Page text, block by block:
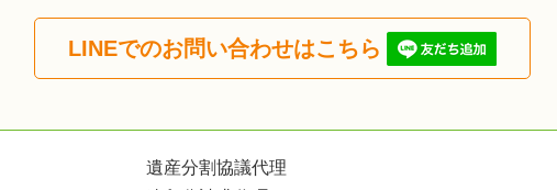
LINEでのお問い合わせはこちら
遺産分割協議代理